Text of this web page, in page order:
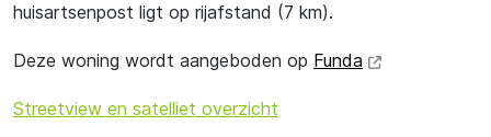
huisartsenpost ligt op rijafstand (7 km).
Deze woning wordt aangeboden op Funda
Streetview en satelliet overzicht